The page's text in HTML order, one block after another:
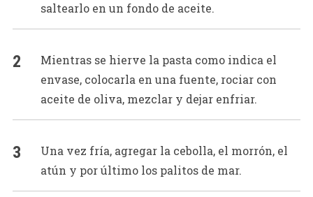
saltearlo en un fondo de aceite.
Mientras se hierve la pasta como indica el
envase, colocarla en una fuente, rociar con
aceite de oliva, mezclar y dejar enfriar.
Una vez fría, agregar la cebolla, el morrón, el
atún y por último los palitos de mar.